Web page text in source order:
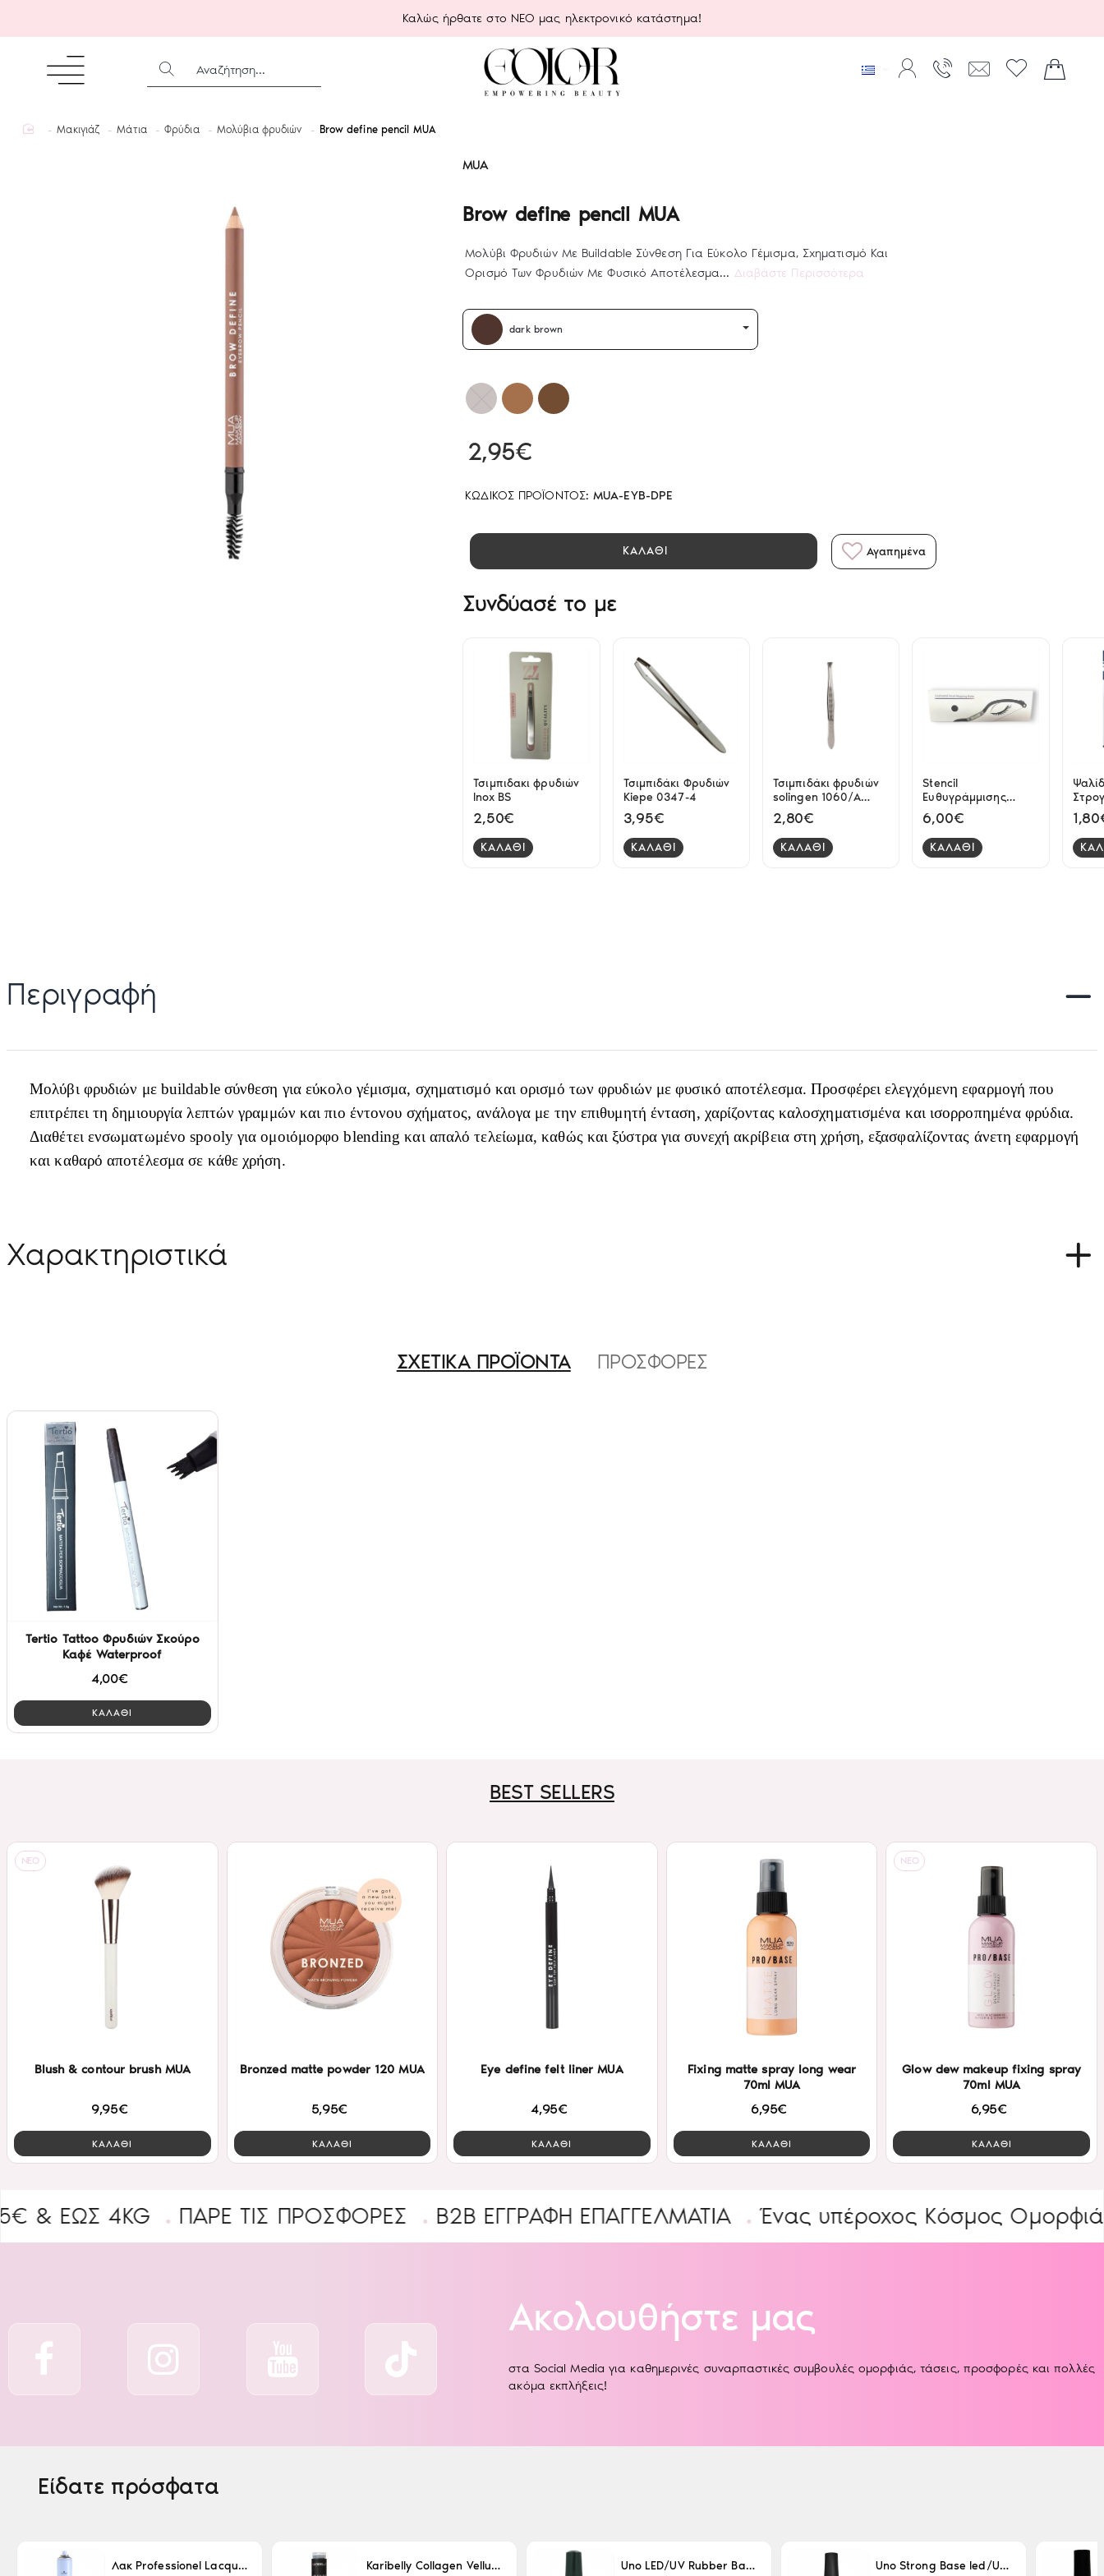
Καλώς ήρθατε στο ΝΕΟ μας ηλεκτρονικό κατάστημα!
ΑΝΑΖΉΤΗΣΗ...
homeΜακιγιάζ Μάτια Φρύδια Μολύβια φρυδιών Brow define pencil MUA
MUA
Brow define pencil MUA
Μολύβι Φρυδιών Με Buildable Σύνθεση Για Εύκολο Γέμισμα, Σχηματισμό Και
Ορισμό Των Φρυδιών Με Φυσικό Αποτέλεσμα... Διαβάστε Περισσότερα
ΚΩΔΙΚΌΣ ΠΡΟΪΌΝΤΟΣ: MUA-EYB-DPE
2,95€
dark brown
ΚΑΛΑΘΙ Αγαπημένα
Συνδύασέ το με
Τσιμπιδακι φρυδιών
Inox BS
2,50€
ΚΑΛΑΘΙ
Τσιμπιδάκι Φρυδιών
Kiepe 0347-4
3,95€
ΚΑΛΑΘΙ
Τσιμπιδάκι φρυδιών
solingen 1060/A
Titania
2,80€
ΚΑΛΑΘΙ
Stencil
Ευθυγράμμισης
Φρυδιών Kit
6,00€
ΚΑΛΑΘΙ
Περιγραφή
Μολύβι φρυδιών με buildable σύνθεση για εύκολο γέμισμα, σχηματισμό και ορισμό των φρυδιών με φυσικό αποτέλεσμα. Προσφέρει ελεγχόμενη εφαρμογή που
επιτρέπει τη δημιουργία λεπτών γραμμών και πιο έντονου σχήματος, ανάλογα με την επιθυμητή ένταση, χαρίζοντας καλοσχηματισμένα και ισορροπημένα φρύδια.
Διαθέτει ενσωματωμένο spooly για ομοιόμορφο blending και απαλό τελείωμα, καθώς και ξύστρα για συνεχή ακρίβεια στη χρήση, εξασφαλίζοντας άνετη εφαρμογή
και καθαρό αποτέλεσμα σε κάθε χρήση.
Χαρακτηριστικά
ΣΧΕΤΙΚΑ ΠΡΟΪΟΝΤΑ ΠΡΟΣΦΟΡΕΣ
Tertio Tattoo Φρυδιών Σκούρο
Καφέ Waterproof
4,00€
ΚΑΛΑΘΙ
BEST SELLERS
NEO
Blush & contour brush MUA
9,95€
ΚΑΛΑΘΙ
Bronzed matte powder 120 MUA
5,95€
ΚΑΛΑΘΙ
Eye define felt liner MUA
4,95€
ΚΑΛΑΘΙ
Fixing matte spray long wear
70ml MUA
6,95€
ΚΑΛΑΘΙ
NEO
Glow dew makeup fixing spray
70ml MUA
6,95€
ΚΑΛΑΘΙ
4KG ΠΑΡΕ ΤΙΣ ΠΡΟΣΦΟΡΕΣ B2B ΕΓΓΡΑΦΉ ΕΠΑΓΓΕΛΜΑΤΊΑ Ένας υπέροχος Κόσμος Ομορφιάς
Ακολουθήστε μας
στα Social Media για καθημερινές συναρπαστικές συμβουλές ομορφιάς, τάσεις, προσφορές και πολλές
ακόμα εκπλήξεις!
Είδατε πρόσφατα
Λακ Professionel Lacque Super Strong 500ml Karibelly Collagen Velluto Nero Leaving 250ml Uno LED/UV Rubber Base 15ml Uno Strong Base led/Uv 15 ml